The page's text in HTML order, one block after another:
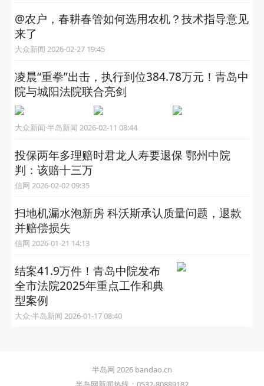
@农户，春耕春管如何选用农机？技术指导意见
来了
大众新闻 2026-02-27 19:45
​凌晨“重拳”出击，执行到位384.78万元！青岛中
院与城阳法院联合亮剑
大众新闻·半岛新闻 2026-02-11 08:44
投保两年多理赔时君龙人寿要退保 鄂州中院
判：该赔十三万
信网 2026-02-02 09:35
扫地机漏水泡新房 科沃斯承认质量问题，退款
并赔偿损失
信网 2026-01-21 14:13
结案41.9万件！青岛中院发布
全市法院2025年重点工作和典
型案例
大众·半岛新闻 2026-01-17 08:40
半岛网 2026 bandao.cn